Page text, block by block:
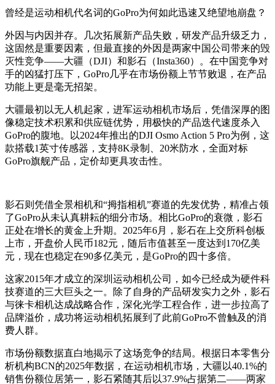
曾经是运动相机代名词的GoPro为何如此迅速又绝望地崩盘？
外因与内因并存。几次拓展新产品失败，研发产品升级乏力，
这固然是重要因素，但最直接的外因是两家中国公司带来的毁
灭性竞争——大疆（DJI）和影石（Insta360）。在中国竞争对
手的凶猛打压下，GoPro几乎在市场份额上节节败退，在产品
功能上更是毫无招架。
大疆最初以无人机起家，进军运动相机市场后，凭借深厚的图
像稳定技术积累和供应链优势，用极快的产品迭代速度杀入
GoPro的腹地。以2024年推出的DJI Osmo Action 5 Pro为例，这
款搭载1英寸传感器，支持8K录制、20米防水，全面对标
GoPro旗舰产品，定价却更具攻击性。
影石则凭借全景相机和“拇指相机”赛道的先发优势，精准占领
了GoPro从未认真耕耘的细分市场。相比GoPro的衰微，影石
正处在增长的黄金上升期。2025年6月，影石在上交所科创板
上市，开盘价人民币182元，随后市值甚至一度达到170亿美
元，现在也稳定在90多亿美元，是GoPro的四十多倍。
这家2015年才成立的深圳运动相机公司，如今已经成为硬件科
技赛道的三大巨头之一。除了自身的产品研发实力之外，影石
与徕卡相机达成战略合作，深化光学工程合作，进一步拉高了
品牌溢价，成功将运动相机拓展到了此前GoPro不曾触及的消
费人群。
市场份额数据直白地揭示了这场竞争的结局。根据日本零售分
析机构BCN的2025年数据，在运动相机市场，大疆以40.1%的
销售份额位居第一，影石紧随其后以37.9%占据第二——两家